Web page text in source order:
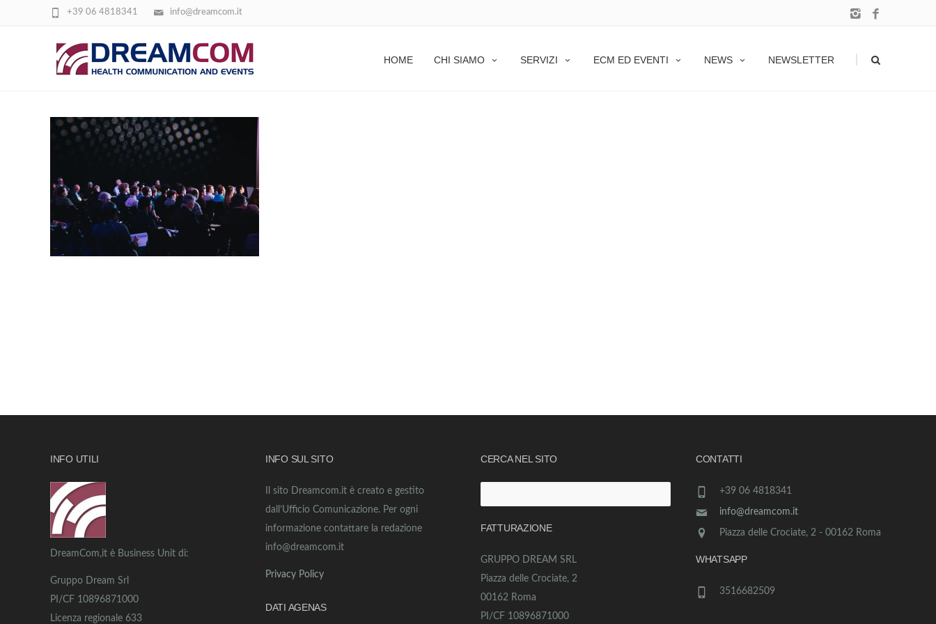
info@dreamcom.it
+39 06 4818341
HOME CHI SIAMO SERVIZI ECM ED EVENTI NEWS NEWSLETTER
HEADWAY-F2KRF_QFCQW-UNSPLASH
INFO UTILI
DreamCom,it è Business Unit di:
Gruppo Dream Srl
PI/CF 10896871000
Licenza regionale 633
INFO SUL SITO
Il sito Dreamcom.it è creato e gestito
dall’Ufficio Comunicazione. Per ogni
informazione contattare la redazione
info@dreamcom.it
Privacy Policy
DATI AGENAS
CERCA NEL SITO
per:
FATTURAZIONE
GRUPPO DREAM SRL
Piazza delle Crociate, 2
00162 Roma
PI/CF 10896871000
CONTATTI
+39 06 4818341
info@dreamcom.it
Piazza delle Crociate, 2 - 00162 Roma
WHATSAPP
3516682509